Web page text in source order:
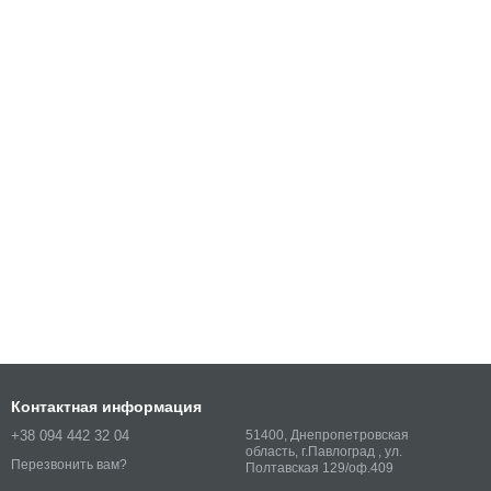
Контактная информация
+38 094 442 32 04
Перезвонить вам?
51400, Днепропетровская
область, г.Павлоград , ул.
Полтавская 129/оф.409